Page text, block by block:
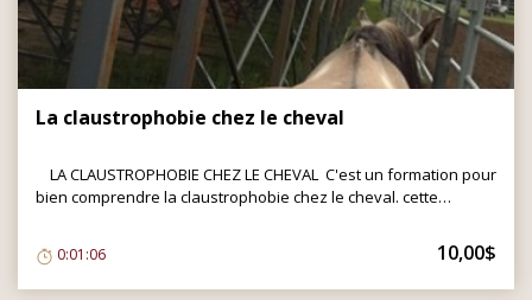
La claustrophobie chez le cheval
bien comprendre la claustrophobie chez le cheval. cette
Rousselet. Ceci n'est pas une formation enregistrée. C'est un
PDF à lire de 79 pages. Sujets abordés: La claustrophobie
0:01:06 10,00$